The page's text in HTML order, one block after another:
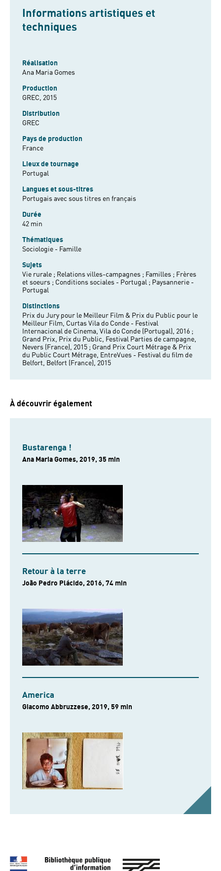
Informations artistiques et
techniques
Réalisation
Ana Maria Gomes
Production
GREC, 2015
Distribution
GREC
Pays de production
France
Lieux de tournage
Portugal
Langues et sous-titres
Portugais avec sous titres en français
Durée
42 min
Thématiques
Sociologie - Famille
Sujets
Vie rurale ; Relations villes-campagnes ; Familles ; Frères
et soeurs ; Conditions sociales - Portugal ; Paysannerie -
Portugal
Distinctions
Prix du Jury pour le Meilleur Film & Prix du Public pour le
Meilleur Film, Curtas Vila do Conde - Festival
Internacional de Cinema, Vila do Conde (Portugal), 2016 ;
Grand Prix, Prix du Public, Festival Parties de campagne,
Nevers (France), 2015 ; Grand Prix Court Métrage & Prix
du Public Court Métrage, EntreVues - Festival du film de
Belfort, Belfort (France), 2015
À découvrir également
Bustarenga !
Ana Maria Gomes, 2019, 35 min
Retour à la terre
João Pedro Plácido, 2016, 74 min
America
Giacomo Abbruzzese, 2019, 59 min